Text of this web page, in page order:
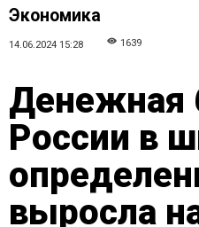
Экономика
14.06.2024 15:28 1639
Денежная
России в
выросла